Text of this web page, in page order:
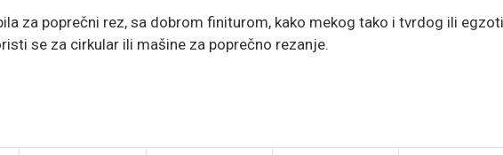
za poprečni rez, sa dobrom finiturom, kako mekog tako i tvrdog ili
se za cirkular ili mašine za poprečno rezanje.